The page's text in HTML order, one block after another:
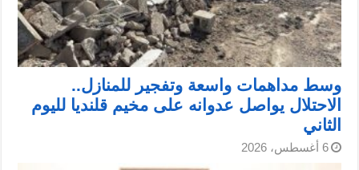
وسط مداهمات واسعة وتفجير للمنازل..
الاحتلال يواصل عدوانه على مخيم قلنديا لليوم
الثاني
6 أغسطس، 2026